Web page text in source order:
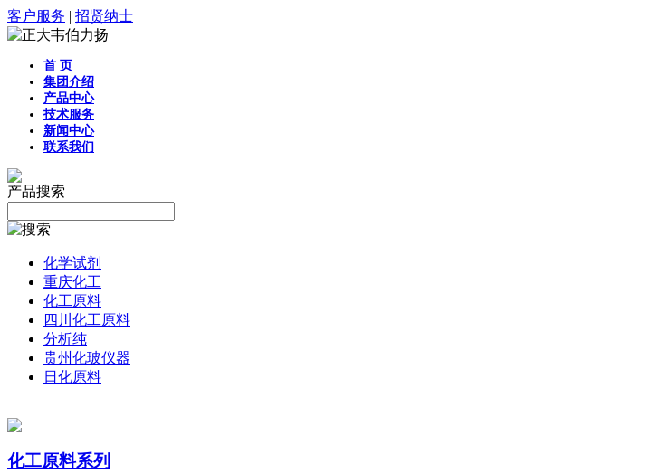
客户服务 | 招贤纳士
首 页
集团介绍
产品中心
技术服务
新闻中心
联系我们
产品搜索
化学试剂
重庆化工
化工原料
四川化工原料
分析纯
贵州化玻仪器
日化原料
化工原料系列